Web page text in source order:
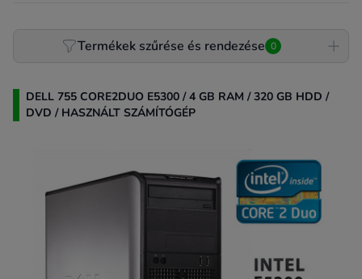
Product filterTermékek szűrése és rendezése 0
DELL 755 CORE2DUO E5300 / 4 GB RAM / 320 GB HDD /
DVD / HASZNÁLT SZÁMÍTÓGÉP